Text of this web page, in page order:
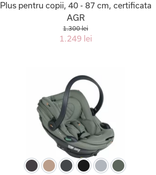
Plus pentru copii, 40 - 87 cm, certificata
AGR
1.300 lei
1.249 lei